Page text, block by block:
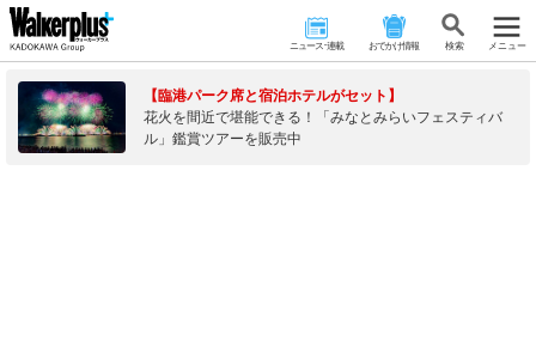
ニュース･連載 おでかけ情報 検 索 メニュー
【臨港パーク席と宿泊ホテルがセット】
花火を間近で堪能できる！「みなとみらいフェスティバ
ル」鑑賞ツアーを販売中